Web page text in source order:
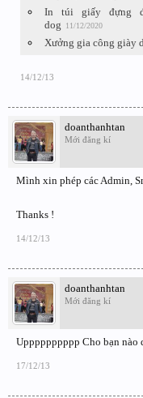
In túi giấy đựng
dog
11/12/2020
Xưởng gia công giày
14/12/13
doanthanhtan
Mới đăng kí
Mình xin phép các Admin,
Thanks !
14/12/13
doanthanhtan
Mới đăng kí
Upppppppppp Cho bạn nào
17/12/13